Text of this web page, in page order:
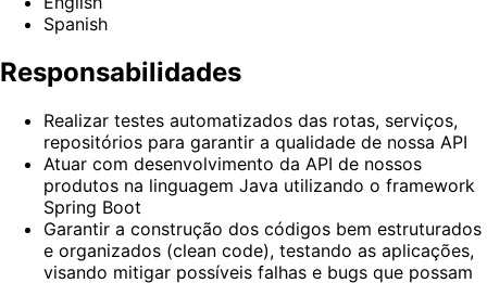
Spanish
Responsabilidades
Realizar testes automatizados das rotas, serviços,
repositórios para garantir a qualidade de nossa API
Atuar com desenvolvimento da API de nossos
produtos na linguagem Java utilizando o framework
Spring Boot
Garantir a construção dos códigos bem estruturados
e organizados (clean code), testando as aplicações,
visando mitigar possíveis falhas e bugs que possam